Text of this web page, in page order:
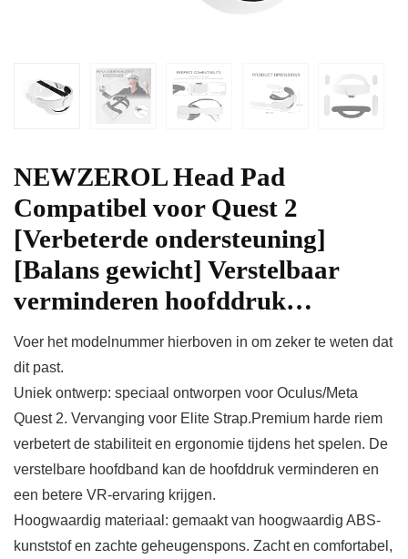
NEWZEROL Head Pad
Compatibel voor Quest 2
[Verbeterde ondersteuning]
[Balans gewicht] Verstelbaar
verminderen hoofddruk…
Voer het modelnummer hierboven in om zeker te weten dat
dit past.
Uniek ontwerp: speciaal ontworpen voor Oculus/Meta
Quest 2. Vervanging voor Elite Strap.Premium harde riem
verbetert de stabiliteit en ergonomie tijdens het spelen. De
verstelbare hoofdband kan de hoofddruk verminderen en
een betere VR-ervaring krijgen.
Hoogwaardig materiaal: gemaakt van hoogwaardig ABS-
kunststof en zachte geheugenspons. Zacht en comfortabel,